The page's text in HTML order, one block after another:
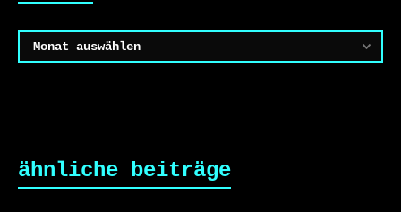
Archiv
ähnliche beiträge